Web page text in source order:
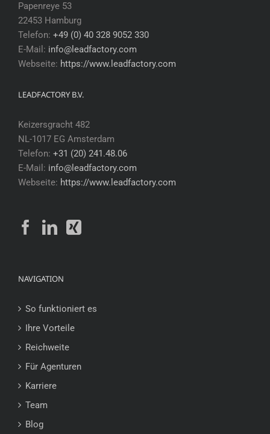
Papenreye 53
22453 Hamburg
Telefon: +49 (0) 40 328 9052 330
E-Mail: info@leadfactory.com
Webseite: https://www.leadfactory.com
LEADFACTORY B.V.
Keizersgracht 482
NL-1017 EG Amsterdam
Telefon: +31 (20) 241.48.06
E-Mail: info@leadfactory.com
Webseite: https://www.leadfactory.com
NAVIGATION
So funktioniert es
Ihre Vorteile
Reichweite
Für Agenturen
Karriere
Team
Blog